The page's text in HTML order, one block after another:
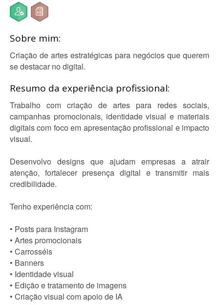
Sobre mim:
Criação de artes estratégicas para negócios que querem
se destacar no digital.
Resumo da experiência profissional:
Trabalho com criação de artes para redes sociais,
campanhas promocionais, identidade visual e materiais
digitais com foco em apresentação profissional e impacto
visual.
Desenvolvo designs que ajudam empresas a atrair
atenção, fortalecer presença digital e transmitir mais
credibilidade.
Tenho experiência com:
• Posts para Instagram
• Artes promocionais
• Carrosséis
• Banners
• Identidade visual
• Edição e tratamento de imagens
• Criação visual com apoio de IA